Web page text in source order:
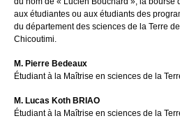
aux étudiantes ou aux étudiants des
du département des sciences de la Terre
Chicoutimi.
M. Pierre Bedeaux
Étudiant à la Maîtrise en sciences de la
M. Lucas Koth BRIAO
Étudiant à la Maîtrise en sciences de la